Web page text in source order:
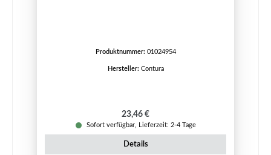
Produktnummer: 01024954
Hersteller: Contura
Regulärer Preis:
23,46 €
Sofort verfügbar, Lieferzeit: 2-4 Tage
Details